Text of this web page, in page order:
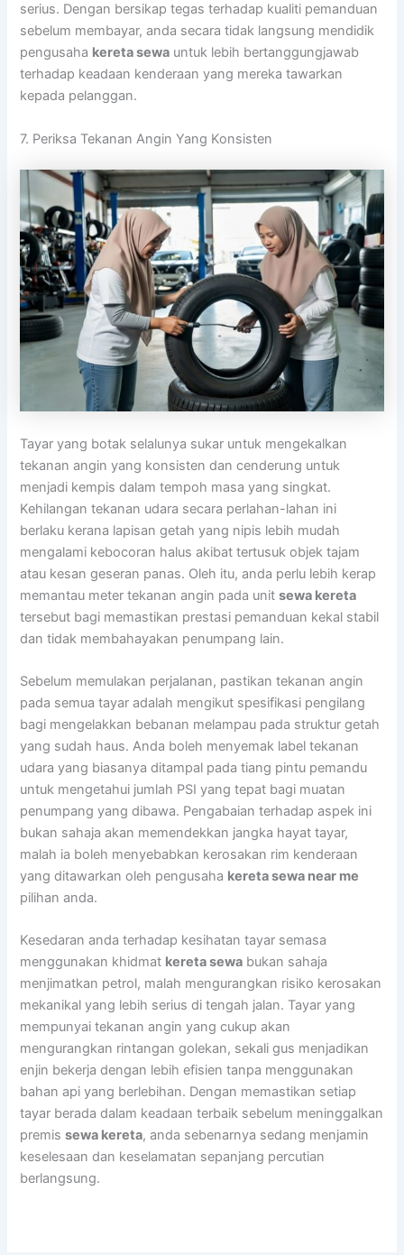
serius. Dengan bersikap tegas terhadap kualiti pemanduan
sebelum membayar, anda secara tidak langsung mendidik
pengusaha kereta sewa untuk lebih bertanggungjawab
terhadap keadaan kenderaan yang mereka tawarkan
kepada pelanggan.
7. Periksa Tekanan Angin Yang Konsisten
Tayar yang botak selalunya sukar untuk mengekalkan
tekanan angin yang konsisten dan cenderung untuk
menjadi kempis dalam tempoh masa yang singkat.
Kehilangan tekanan udara secara perlahan-lahan ini
berlaku kerana lapisan getah yang nipis lebih mudah
mengalami kebocoran halus akibat tertusuk objek tajam
atau kesan geseran panas. Oleh itu, anda perlu lebih kerap
memantau meter tekanan angin pada unitsewa kereta
tersebut bagi memastikan prestasi pemanduan kekal stabil
dan tidak membahayakan penumpang lain.
Sebelum memulakan perjalanan, pastikan tekanan angin
pada semua tayar adalah mengikut spesifikasi pengilang
bagi mengelakkan bebanan melampau pada struktur getah
yang sudah haus. Anda boleh menyemak label tekanan
udara yang biasanya ditampal pada tiang pintu pemandu
untuk mengetahui jumlah PSI yang tepat bagi muatan
penumpang yang dibawa. Pengabaian terhadap aspek ini
bukan sahaja akan memendekkan jangka hayat tayar,
malah ia boleh menyebabkan kerosakan rim kenderaan
yang ditawarkan oleh pengusaha kereta sewa near me
pilihan anda.
Kesedaran anda terhadap kesihatan tayar semasa
menggunakan khidmat kereta sewa bukan sahaja
menjimatkan petrol, malah mengurangkan risiko kerosakan
mekanikal yang lebih serius di tengah jalan. Tayar yang
mempunyai tekanan angin yang cukup akan
mengurangkan rintangan golekan, sekali gus menjadikan
enjin bekerja dengan lebih efisien tanpa menggunakan
bahan api yang berlebihan. Dengan memastikan setiap
tayar berada dalam keadaan terbaik sebelum meninggalkan
premissewa kereta, anda sebenarnya sedang menjamin
keselesaan dan keselamatan sepanjang percutian
berlangsung.